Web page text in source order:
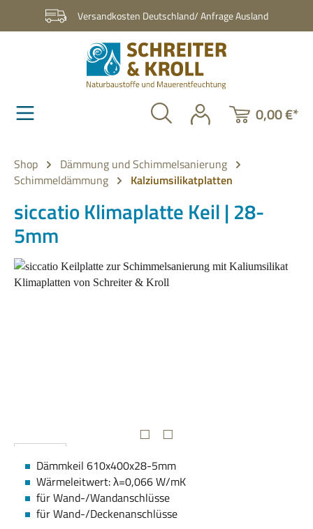
Zum Hauptinhalt springenVersandkosten Deutschland/ Anfrage Ausland
0,00 €*
Shop
Dämmung und Schimmelsanierung
Schimmeldämmung
Kalziumsilikatplatten
siccatio Klimaplatte Keil | 28-
5mm
Bildergalerie überspringen
Dämmkeil 610x400x28-5mm
Wärmeleitwert: λ=0,066 W/mK
für Wand-/Wandanschlüsse
für Wand-/Deckenanschlüsse